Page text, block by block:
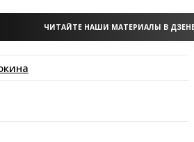
ЧИТАЙТЕ НАШИ МАТЕРИАЛЫ В